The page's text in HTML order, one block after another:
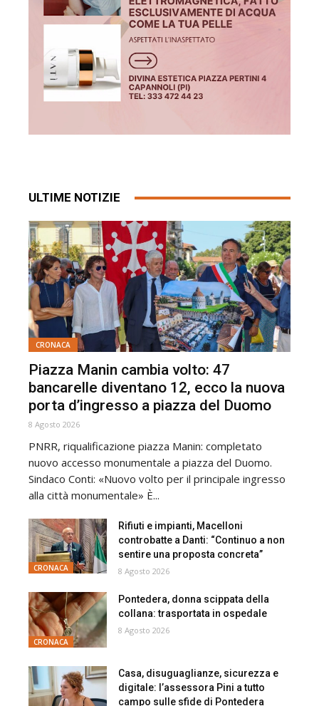
ULTIME NOTIZIE
CRONACA
Piazza Manin cambia volto: 47
bancarelle diventano 12, ecco la nuova
porta d’ingresso a piazza del Duomo
8 Agosto 2026
PNRR, riqualificazione piazza Manin: completato
nuovo accesso monumentale a piazza del Duomo.
Sindaco Conti: «Nuovo volto per il principale ingresso
alla città monumentale» È...
CRONACA
Rifiuti e impianti, Macelloni
controbatte a Danti: “Continuo a non
sentire una proposta concreta”
8 Agosto 2026
CRONACA
Pontedera, donna scippata della
collana: trasportata in ospedale
8 Agosto 2026
Casa, disuguaglianze, sicurezza e
digitale: l’assessora Pini a tutto
campo sulle sfide di Pontedera